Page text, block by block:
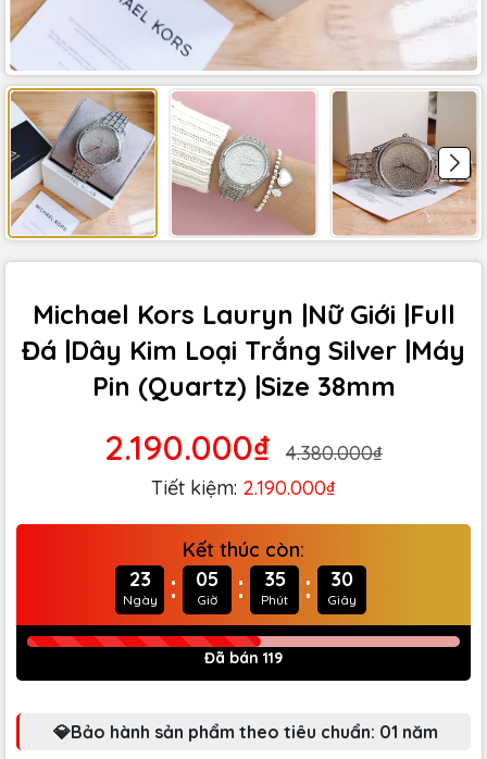
Michael Kors Lauryn |Nữ Giới |Full
Đá |Dây Kim Loại Trắng Silver |Máy
Pin (Quartz) |Size 38mm
2.190.000₫
4.380.000₫
Tiết kiệm: 2.190.000₫
Kết thúc còn:
23
Ngày : 05
Giờ : 35
Phút : 29
Giây
Đã bán 119
💎Bảo hành sản phẩm theo tiêu chuẩn: 01 năm